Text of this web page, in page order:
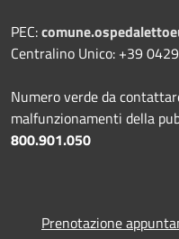
PEC:
Centralino Unico: +39
Numero verde da
malfunzionamenti della
800.901.050
Prenotazione